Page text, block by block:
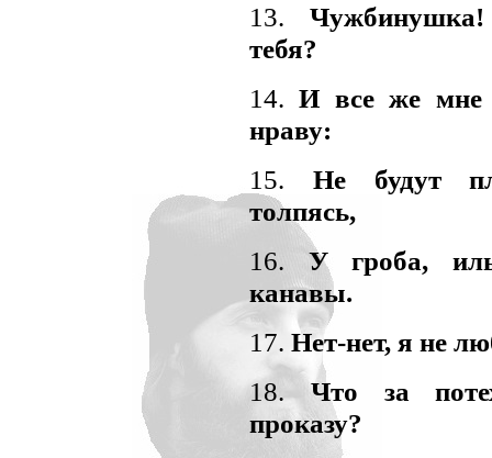
13.
тебя?
14.И все же мне
нраву:
15. Не будут
толпясь,
16. У гроба,
канавы.
17. Нет-нет, я не
18.Что за
проказу?